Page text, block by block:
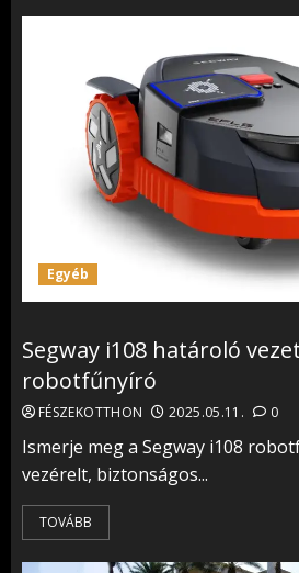
Egyéb
Segway i108 határoló
robotfűnyíró
FÉSZEKOTTHON 2025.05.11. 0
Ismerje meg a Segway i108
vezérelt, biztonságos...
TOVÁBB